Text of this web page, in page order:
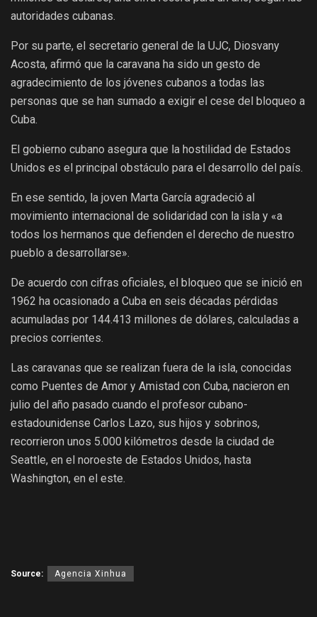
autoridades cubanas.
Por su parte, el secretario general de la UJC, Diosvany
Acosta, afirmó que la caravana ha sido un gesto de
agradecimiento de los jóvenes cubanos a todas las
personas que se han sumado a exigir el cese del bloqueo a
Cuba.
El gobierno cubano asegura que la hostilidad de Estados
Unidos es el principal obstáculo para el desarrollo del país.
En ese sentido, la joven Marta García agradeció al
movimiento internacional de solidaridad con la isla y «a
todos los hermanos que defienden el derecho de nuestro
pueblo a desarrollarse».
De acuerdo con cifras oficiales, el bloqueo que se inició en
1962 ha ocasionado a Cuba en seis décadas pérdidas
acumuladas por 144.413 millones de dólares, calculadas a
precios corrientes.
Las caravanas que se realizan fuera de la isla, conocidas
como Puentes de Amor y Amistad con Cuba, nacieron en
julio del año pasado cuando el profesor cubano-
estadounidense Carlos Lazo, sus hijos y sobrinos,
recorrieron unos 5.000 kilómetros desde la ciudad de
Seattle, en el noroeste de Estados Unidos, hasta
Washington, en el este.
Source: Agencia Xinhua